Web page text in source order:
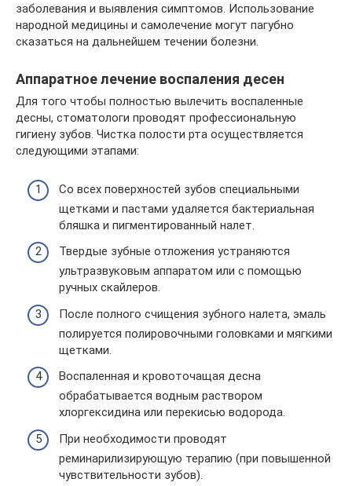
заболевания и выявления симптомов. Использование
народной медицины и самолечение могут пагубно
сказаться на дальнейшем течении болезни.
Аппаратное лечение воспаления десен
Для того чтобы полностью вылечить воспаленные
десны, стоматологи проводят профессиональную
гигиену зубов. Чистка полости рта осуществляется
следующими этапами:
Со всех поверхностей зубов специальными
щетками и пастами удаляется бактериальная
бляшка и пигментированный налет.
Твердые зубные отложения устраняются
ультразвуковым аппаратом или с помощью
ручных скайлеров.
После полного счищения зубного налета, эмаль
полируется полировочными головками и мягкими
щетками.
Воспаленная и кровоточащая десна
обрабатывается водным раствором
хлоргексидина или перекисью водорода.
При необходимости проводят
реминарилизирующую терапию (при повышенной
чувствительности зубов).